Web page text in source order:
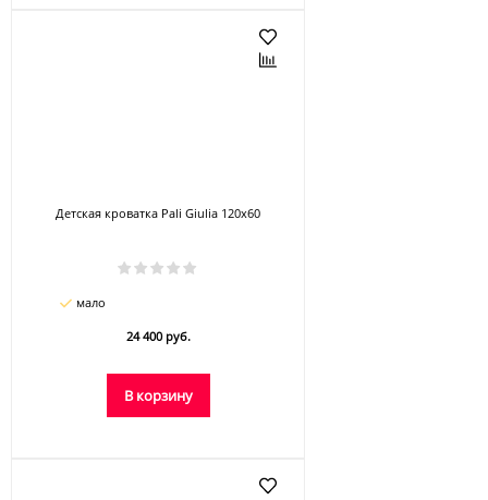
Детская кроватка Pali Giulia 120х60
мало
24 400 руб.
В корзину